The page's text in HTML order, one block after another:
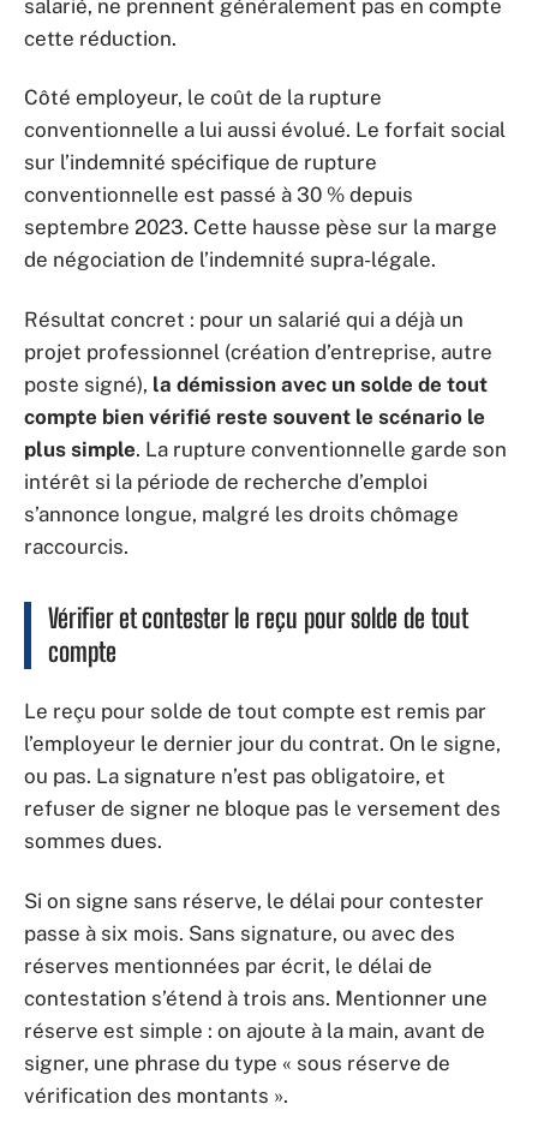
salarié, ne prennent généralement pas en compte
cette réduction.
Côté employeur, le coût de la rupture
conventionnelle a lui aussi évolué. Le forfait social
sur l’indemnité spécifique de rupture
conventionnelle est passé à 30 % depuis
septembre 2023. Cette hausse pèse sur la marge
de négociation de l’indemnité supra-légale.
Résultat concret : pour un salarié qui a déjà un
projet professionnel (création d’entreprise, autre
poste signé), la démission avec un solde de tout
compte bien vérifié reste souvent le scénario le
plus simple. La rupture conventionnelle garde son
intérêt si la période de recherche d’emploi
s’annonce longue, malgré les droits chômage
raccourcis.
Vérifier et contester le reçu pour solde de tout
compte
Le reçu pour solde de tout compte est remis par
l’employeur le dernier jour du contrat. On le signe,
ou pas. La signature n’est pas obligatoire, et
refuser de signer ne bloque pas le versement des
sommes dues.
Si on signe sans réserve, le délai pour contester
passe à six mois. Sans signature, ou avec des
réserves mentionnées par écrit, le délai de
contestation s’étend à trois ans. Mentionner une
réserve est simple : on ajoute à la main, avant de
signer, une phrase du type « sous réserve de
vérification des montants ».